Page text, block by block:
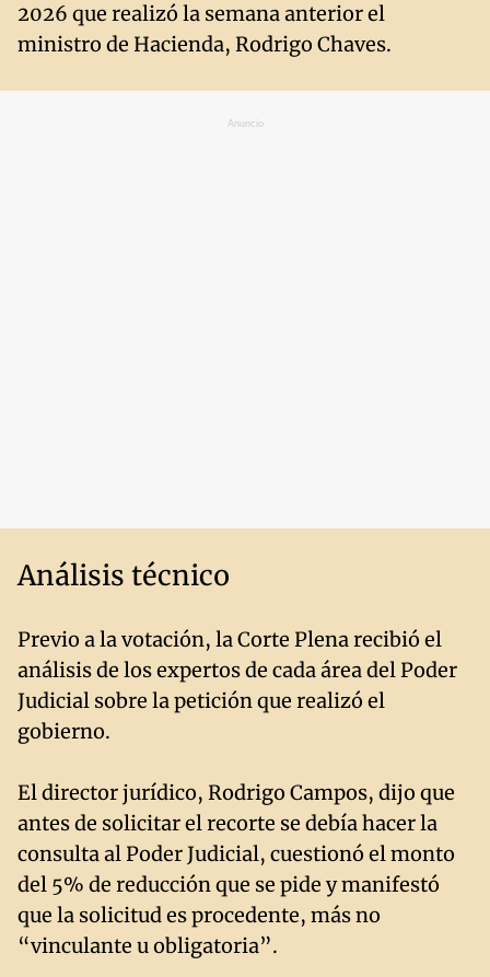
2026 que realizó la semana anterior el
ministro de Hacienda, Rodrigo Chaves.
Anuncio
Análisis técnico
Previo a la votación, la Corte Plena recibió el
análisis de los expertos de cada área del Poder
Judicial sobre la petición que realizó el
gobierno.
El director jurídico, Rodrigo Campos, dijo que
antes de solicitar el recorte se debía hacer la
consulta al Poder Judicial, cuestionó el monto
del 5% de reducción que se pide y manifestó
que la solicitud es procedente, más no
“vinculante u obligatoria”.